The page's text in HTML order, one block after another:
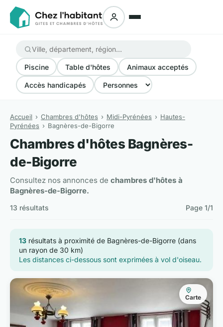
Piscine Table d'hôtes Animaux acceptés
Accès handicapés
Accueil Chambres d'hôtes Midi-Pyrénées
Hautes-
Pyrénées
Bagnères-de-Bigorre
Chambres d'hôtes Bagnères-
de-Bigorre
Consultez nos annonces de chambres d'hôtes à
Bagnères-de-Bigorre.
13 résultats Page 1/1
13 résultats à proximité de Bagnères-de-Bigorre (dans
un rayon de 30 km)
Les distances ci-dessous sont exprimées à vol d'oiseau.
Carte